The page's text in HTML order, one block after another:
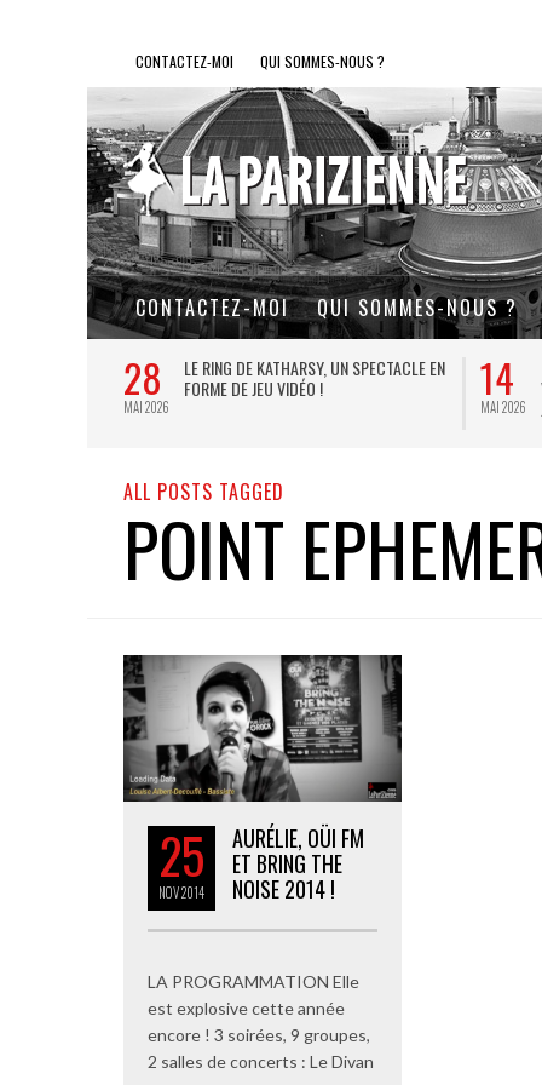
CONTACTEZ-MOI QUI SOMMES-NOUS ?
CONTACTEZ-MOI QUI SOMMES-NOUS ?
28
MAI 2026
LE RING DE KATHARSY, UN SPECTACLE EN
FORME DE JEU VIDÉO !
14
MAI 2026
ALL POSTS TAGGED
POINT
25
NOV2014
AURÉLIE, OÜI FM
ET BRING THE
NOISE 2014 !
LA PROGRAMMATION Elle
est explosive cette année
encore ! 3 soirées, 9 groupes,
2 salles de concerts : Le Divan